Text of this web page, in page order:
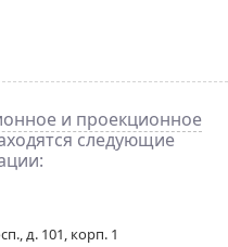
и проекционное
следующие
д. 101, корп. 1